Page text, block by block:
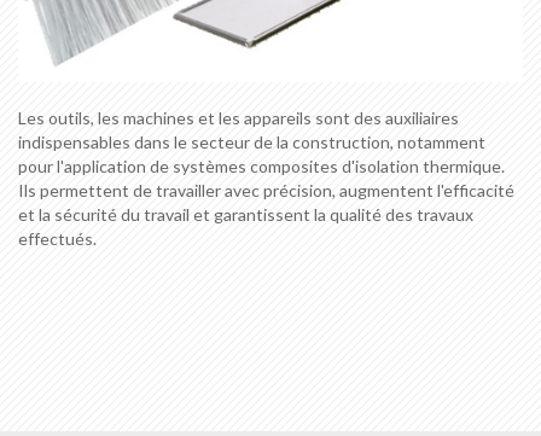
Les outils, les machines et les appareils sont des auxiliaires
indispensables dans le secteur de la construction, notamment
pour l'application de systèmes composites d'isolation thermique.
Ils permettent de travailler avec précision, augmentent l'efficacité
et la sécurité du travail et garantissent la qualité des travaux
effectués.